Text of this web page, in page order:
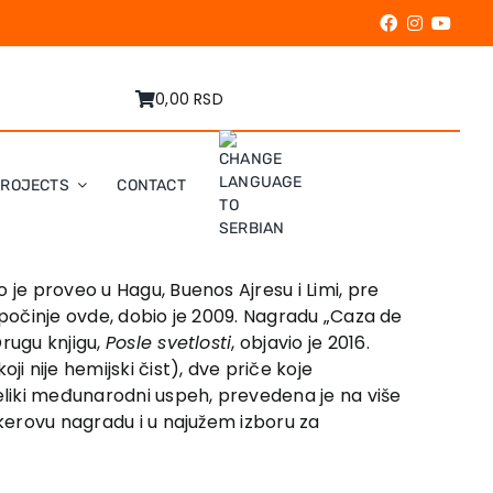
0,00 RSD
CONTACT
proveo u Hagu, Buenos Ajresu i Limi, pre
ovde, dobio je 2009. Nagradu „Caza de
knjigu, Posle svetlosti, objavio je 2016.
nije hemijski čist), dve priče koje
međunarodni uspeh, prevedena je na više
nagradu i u najužem izboru za